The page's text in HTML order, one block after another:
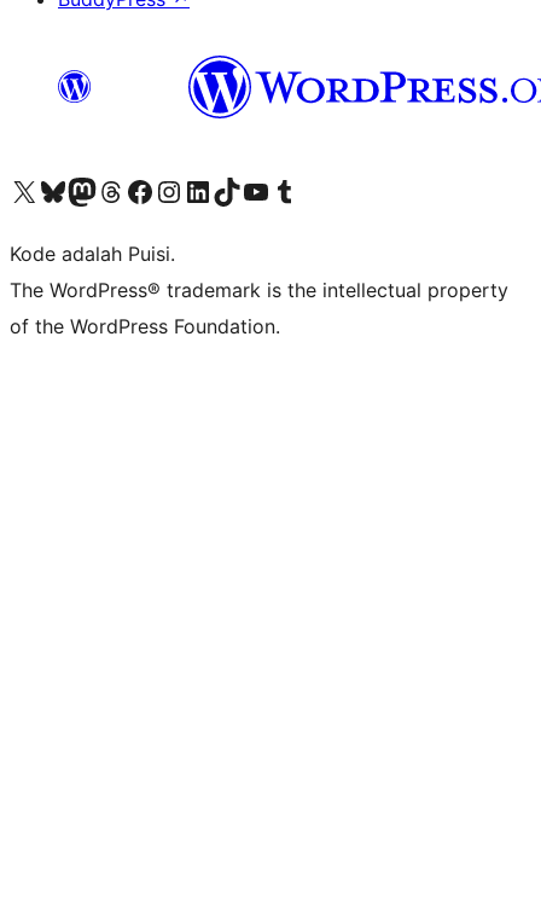
Kunjungi akun X (sebelumnya Twitter) kamiVisit our Bluesky account
Kunjungi akun Mastodon kami
Visit our Threads account
Kunjungi halaman Facebook kamiKunjungi akun Instagram kamiKunjungi akun LinkedIn kami
Visit our TikTok account
Kunjungi channel YouTube kamiVisit our Tumblr account
Kode adalah Puisi.
The WordPress® trademark is the intellectual property
of the WordPress Foundation.